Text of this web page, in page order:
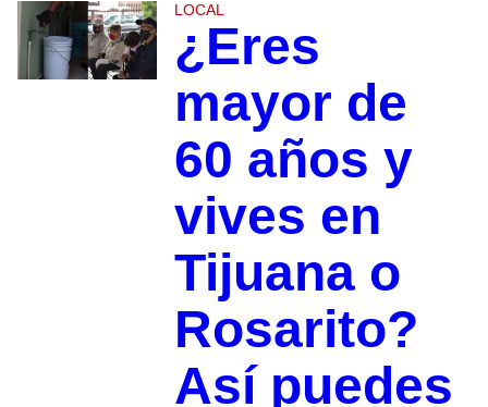
LOCAL
¿Eres
mayor de
60 años y
vives en
Tijuana o
Rosarito?
Así puedes